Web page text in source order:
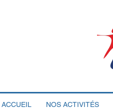
ACCUEIL NOS ACTIVITÉS